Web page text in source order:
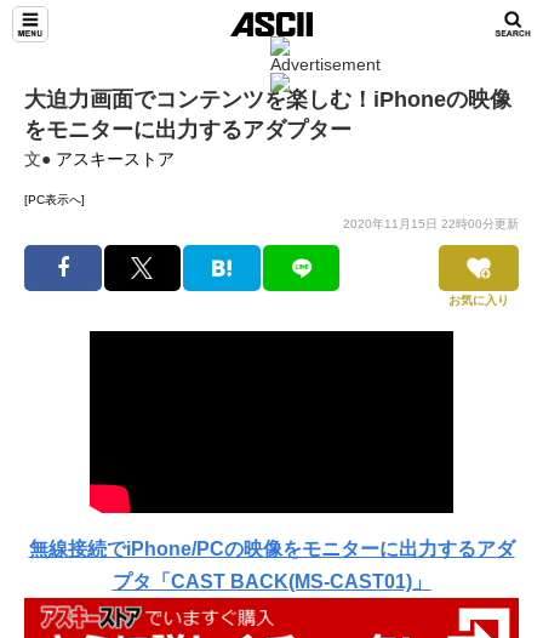
大迫力画面でコンテンツを楽しむ！iPhoneの映像
をモニターに出力するアダプター
文● アスキーストア
[PC表示へ]
2020年11月15日 22時00分更新
お気に入り
無線接続でiPhone/PCの映像をモニターに出力するアダ
プタ「CAST BACK(MS-CAST01)」